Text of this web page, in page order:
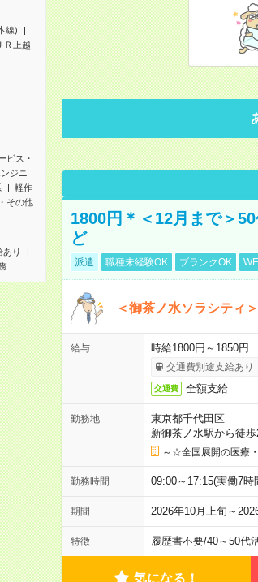
線)
ＪＲ上越
ビス・
ジニ
軽作
その他
あり
1800円＊＜12月まで＞
ど
派遣 職種未経験OK ブランクOK
＜御茶ノ水ソラシティ
給与 時給1800円～1850円
交通費別途支給あり
交通費 全額支給
勤務地
東京都千代田区
新御茶ノ水駅から徒
～☆全国展開の医療
勤務時間 09:00～17:15(実働7
期間 2026年10月上旬～
特徴 履歴書不要/40～50代
気になる！